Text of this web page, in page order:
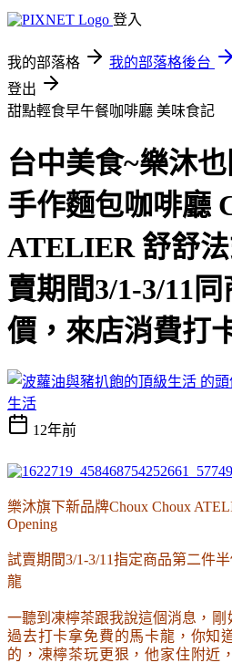
登入
我的部落格 我的部落格後台
登出
甜點輕食早午餐咖啡廳 美味食記
台中美食~樂沐
手作麵包咖啡廳
ATELIER 舒舒
賣期間3/1-3/11
價，來店消費打
生活
12年前
樂沐旗下新品牌Choux Choux
Opening
試賣期間3/1-3/11指定商品第二件
龍
一聽到凍檸茶跟我說這個消息 ，
過去打卡拿免費的馬卡龍 ，你知
的 ，凍檸茶玩更狠 ，他家住附近